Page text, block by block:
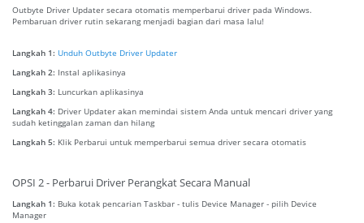
Outbyte Driver Updater secara otomatis memperbarui driver pada Windows.
Pembaruan driver rutin sekarang menjadi bagian dari masa lalu!
Langkah 1: Unduh Outbyte Driver Updater
Langkah 2: Instal aplikasinya
Langkah 3: Luncurkan aplikasinya
Langkah 4: Driver Updater akan memindai sistem Anda untuk mencari driver yang
sudah ketinggalan zaman dan hilang
Langkah 5: Klik Perbarui untuk memperbarui semua driver secara otomatis
OPSI 2 - Perbarui Driver Perangkat Secara Manual
Langkah 1: Buka kotak pencarian Taskbar - tulis Device Manager - pilih Device
Manager